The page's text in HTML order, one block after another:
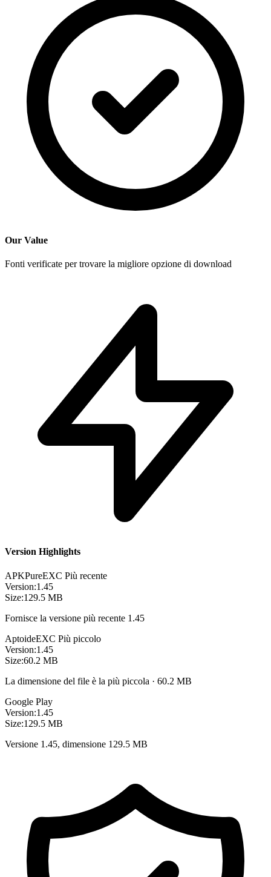
Our Value
Fonti verificate per trovare la migliore opzione di download
Version Highlights
APKPureEXC Più recente
Version:1.45
Size:129.5 MB
Fornisce la versione più recente 1.45
AptoideEXC Più piccolo
Version:1.45
Size:60.2 MB
La dimensione del file è la più piccola · 60.2 MB
Google Play
Version:1.45
Size:129.5 MB
Versione 1.45, dimensione 129.5 MB